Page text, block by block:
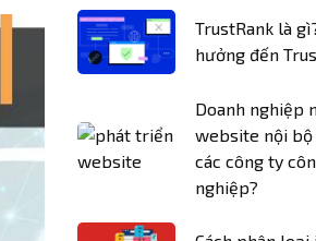
TrustRank là
hưởng đến
Doanh nghiệp
website nội bộ
các công ty
nghiệp?